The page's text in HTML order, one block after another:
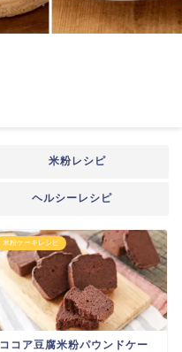
米粉レシピ
ヘルシーレシピ
米粉ケーキレシピ
ココア豆腐米粉パウンドケー